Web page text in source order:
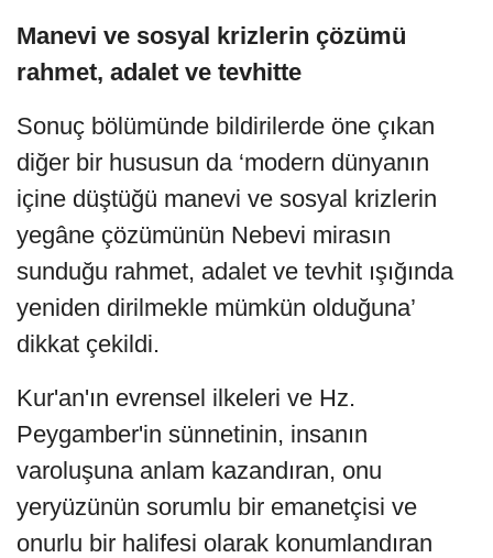
Manevi ve sosyal krizlerin çözümü
rahmet, adalet ve tevhitte
Sonuç bölümünde bildirilerde öne çıkan
diğer bir hususun da ‘modern dünyanın
içine düştüğü manevi ve sosyal krizlerin
yegâne çözümünün Nebevi mirasın
sunduğu rahmet, adalet ve tevhit ışığında
yeniden dirilmekle mümkün olduğuna’
dikkat çekildi.
Kur'an'ın evrensel ilkeleri ve Hz.
Peygamber'in sünnetinin, insanın
varoluşuna anlam kazandıran, onu
yeryüzünün sorumlu bir emanetçisi ve
onurlu bir halifesi olarak konumlandıran